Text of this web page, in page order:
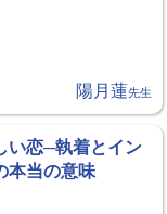
陽月蓮先生
い恋─執着とイン
本当の意味